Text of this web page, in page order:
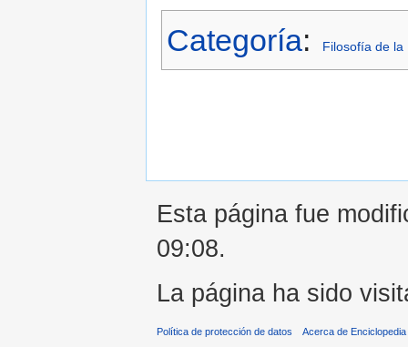
Categoría: Filosofía de la
Esta página fue
09:08.
La página ha sido
Política de protección de datos Acerca de